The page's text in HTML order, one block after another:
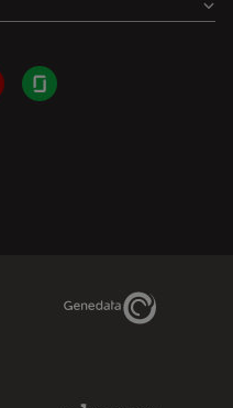
Glassdoor
Genedata Link